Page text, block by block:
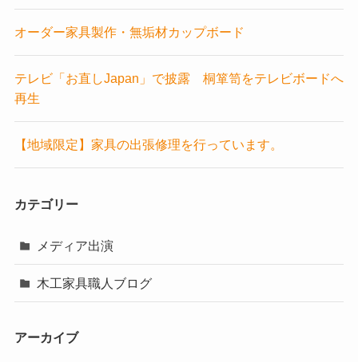
オーダー家具製作・無垢材カップボード
テレビ「お直しJapan」で披露 桐箪笥をテレビボードへ
再生
【地域限定】家具の出張修理を行っています。
カテゴリー
メディア出演
木工家具職人ブログ
アーカイブ